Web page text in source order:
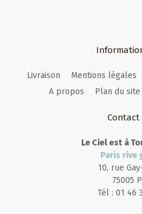
Livraison Mentions légales
A propos
Plan du site
Contact
Le Ciel est à
Paris rive
10, rue
75005
Tél : 01 46